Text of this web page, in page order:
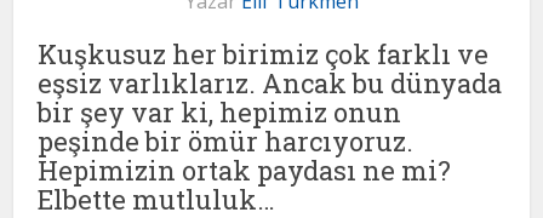
Kuşkusuz her birimiz çok farklı ve
eşsiz varlıklarız. Ancak bu dünyada
bir şey var ki, hepimiz onun
peşinde bir ömür harcıyoruz.
Hepimizin ortak paydası ne mi?
Elbette mutluluk…